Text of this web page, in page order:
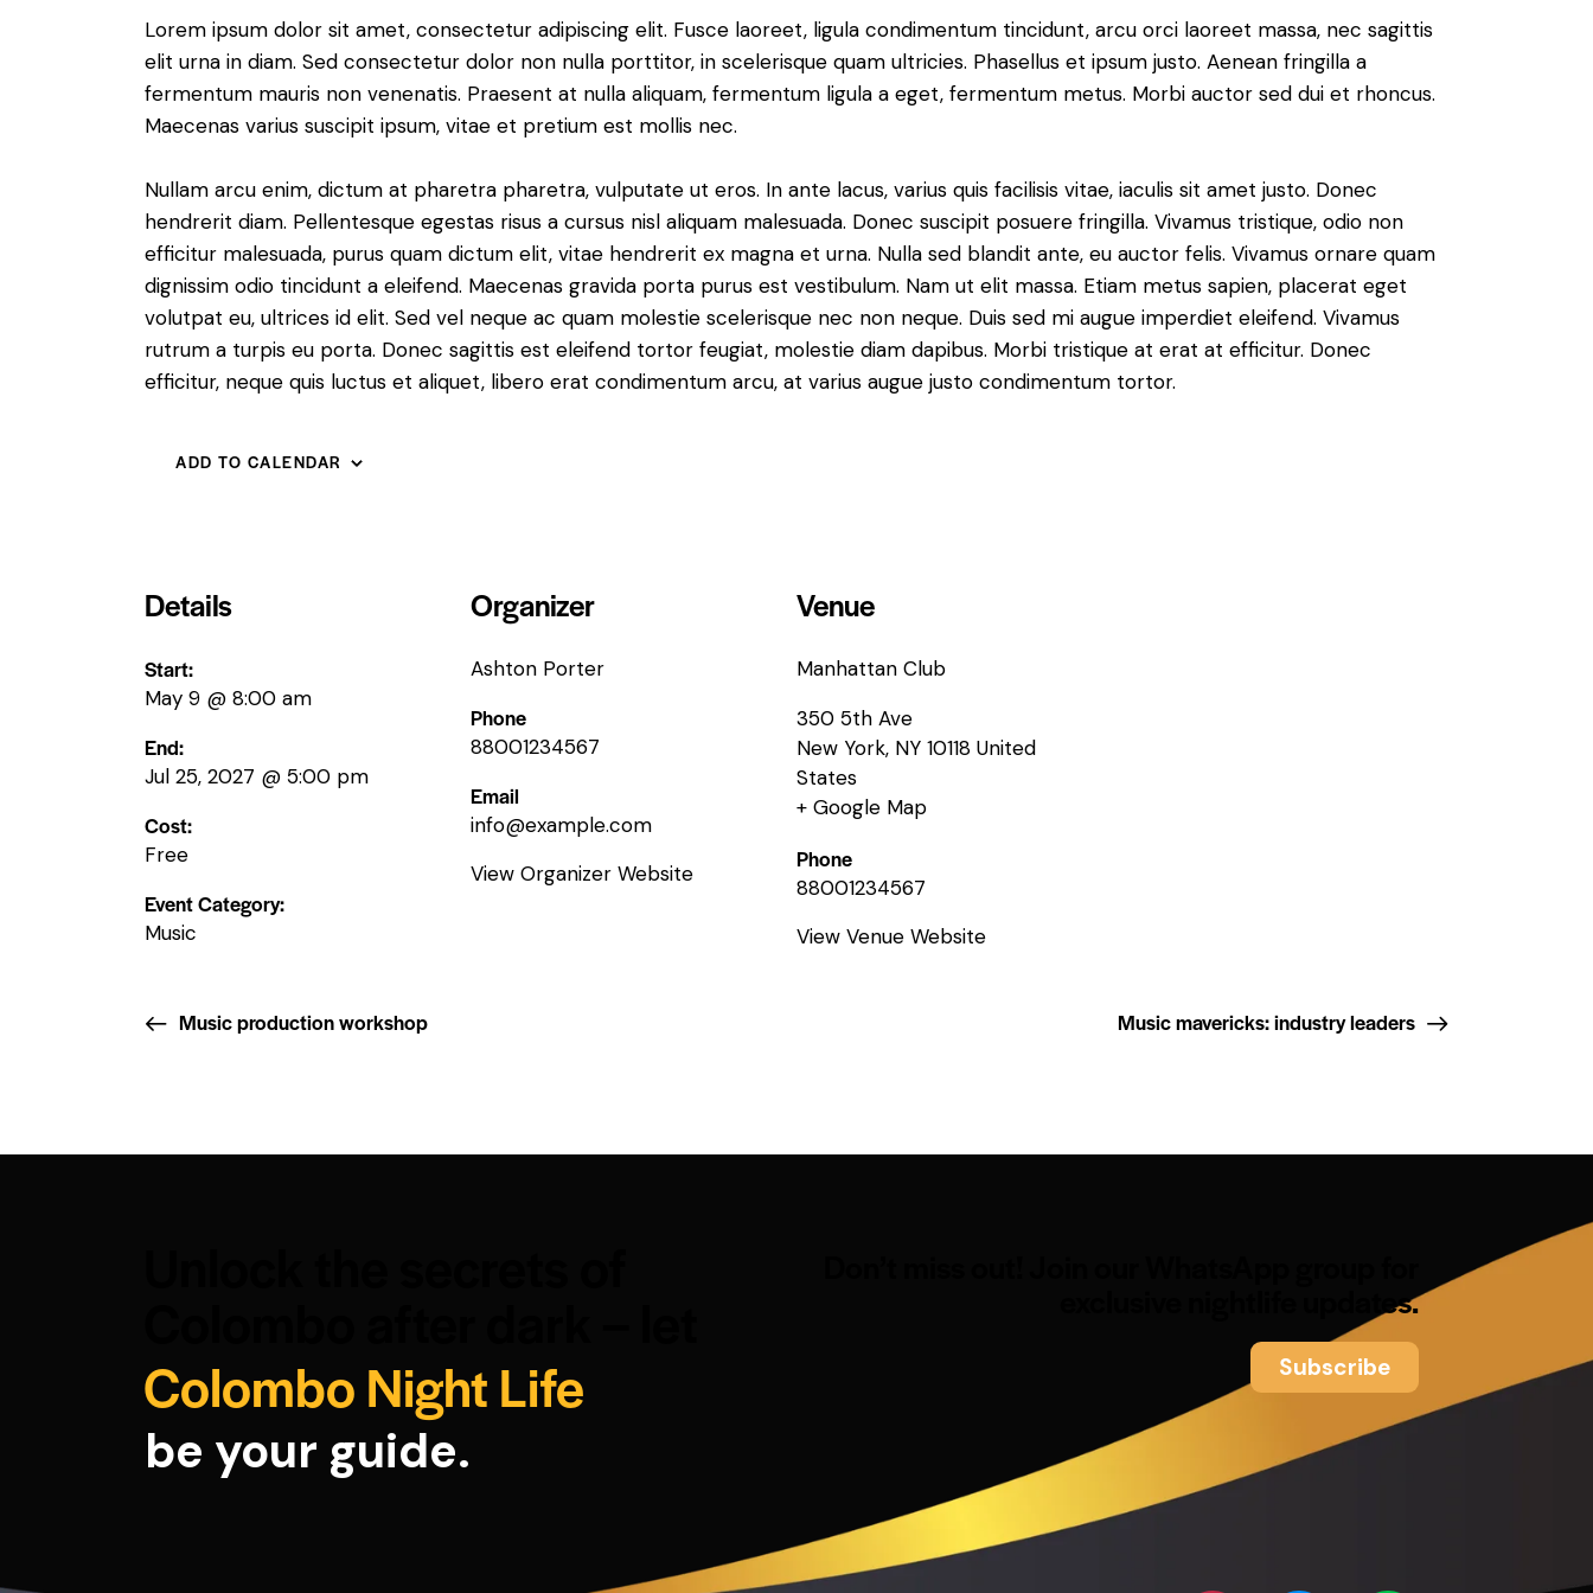
Lorem ipsum dolor sit amet, consectetur adipiscing elit. Fusce laoreet, ligula condimentum tincidunt, arcu orci laoreet massa, nec sagittis
elit urna in diam. Sed consectetur dolor non nulla porttitor, in scelerisque quam ultricies. Phasellus et ipsum justo. Aenean fringilla a
fermentum mauris non venenatis. Praesent at nulla aliquam, fermentum ligula a eget, fermentum metus. Morbi auctor sed dui et rhoncus.
Maecenas varius suscipit ipsum, vitae et pretium est mollis nec.
Nullam arcu enim, dictum at pharetra pharetra, vulputate ut eros. In ante lacus, varius quis facilisis vitae, iaculis sit amet justo. Donec
hendrerit diam. Pellentesque egestas risus a cursus nisl aliquam malesuada. Donec suscipit posuere fringilla. Vivamus tristique, odio non
efficitur malesuada, purus quam dictum elit, vitae hendrerit ex magna et urna. Nulla sed blandit ante, eu auctor felis. Vivamus ornare quam
dignissim odio tincidunt a eleifend. Maecenas gravida porta purus est vestibulum. Nam ut elit massa. Etiam metus sapien, placerat eget
volutpat eu, ultrices id elit. Sed vel neque ac quam molestie scelerisque nec non neque. Duis sed mi augue imperdiet eleifend. Vivamus
rutrum a turpis eu porta. Donec sagittis est eleifend tortor feugiat, molestie diam dapibus. Morbi tristique at erat at efficitur. Donec
efficitur, neque quis luctus et aliquet, libero erat condimentum arcu, at varius augue justo condimentum tortor.
ADD TO CALENDAR
Details
Start:
May 9 @ 8:00 am
End:
Jul 25, 2027 @ 5:00 pm
Cost:
Free
Event Category:
Music
Organizer
Ashton Porter
Phone
88001234567
Email
info@example.com
View Organizer Website
Venue
Manhattan Club
350 5th Ave
New York, NY 10118 United
States
+ Google Map
Phone
88001234567
View Venue Website
Music production workshop Music mavericks: industry leaders
Colombo Night Life
be your guide.
exclusive nightlife updates.
Subscribe